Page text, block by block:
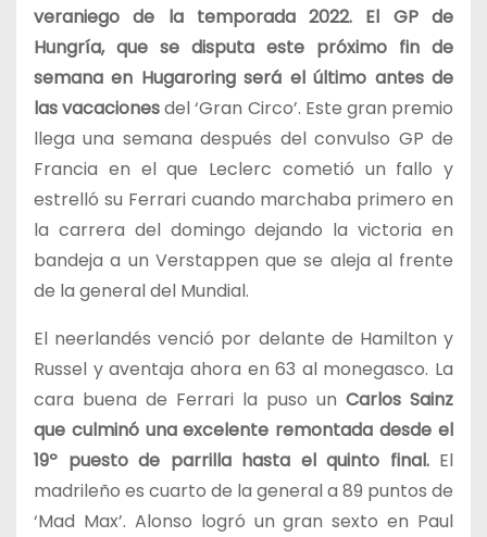
veraniego de la temporada 2022. El GP de
Hungría, que se disputa este próximo fin de
semana en Hugaroring será el último antes de
las vacacionesdel ‘Gran Circo’. Este gran premio
llega una semana después del convulso GP de
Francia en el que Leclerc cometió un fallo y
estrelló su Ferrari cuando marchaba primero en
la carrera del domingo dejando la victoria en
bandeja a un Verstappen que se aleja al frente
de la general del Mundial.
El neerlandés venció por delante de Hamilton y
Russel y aventaja ahora en 63 al monegasco. La
cara buena de Ferrari la puso un Carlos Sainz
que culminó una excelente remontada desde el
19º puesto de parrilla hasta el quinto final.El
madrileño es cuarto de la general a 89 puntos de
‘Mad Max’. Alonso logró un gran sexto en Paul